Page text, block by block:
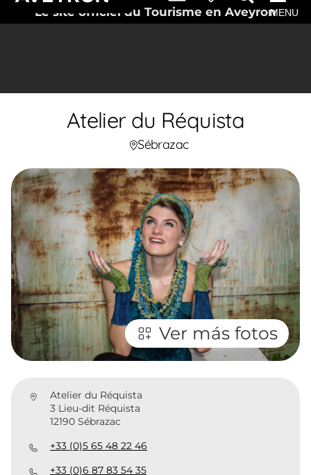
Le site officiel du Tourisme en AveyronMENU
Atelier du Réquista
Sébrazac
Ver más fotos
Atelier du Réquista
3 Lieu-dit Réquista
12190 Sébrazac
+33 (0)5 65 48 22 46
+33 (0)6 87 83 54 35